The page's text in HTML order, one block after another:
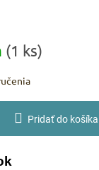
(1 ks)
Pridať do košíka